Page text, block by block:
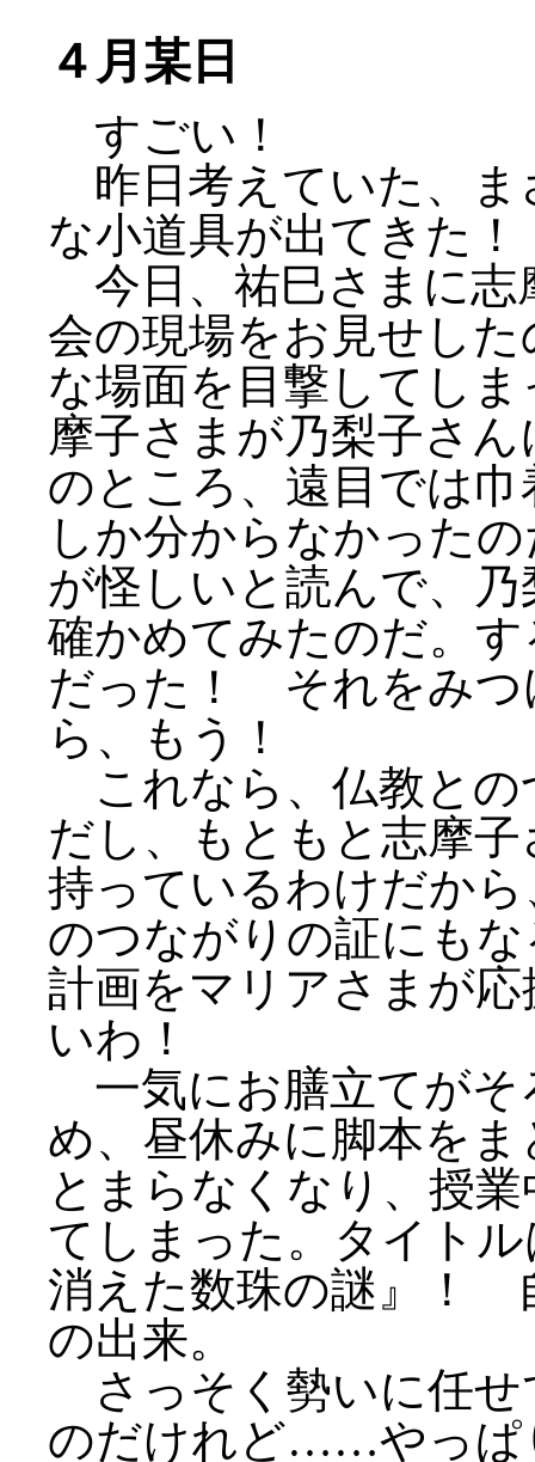
４月某日
すごい！
昨日考えていた、ま
な小道具が出てきた！
今日、祐巳さまに志
会の現場をお見せし
な場面を目撃してし
摩子さまが乃梨子さ
のところ、遠目では
しか分からなかった
が怪しいと読んで、
確かめてみたのだ。
だった！ それをみつ
ら、もう！
これなら、仏教との
だし、もともと志摩
持っているわけだか
のつながりの証にも
計画をマリアさまが
いわ！
一気にお膳立てがそ
め、昼休みに脚本を
とまらなくなり、授
てしまった。タイト
消えた数珠の謎』！
の出来。
さっそく勢いに任せ
のだけれど……やっぱ